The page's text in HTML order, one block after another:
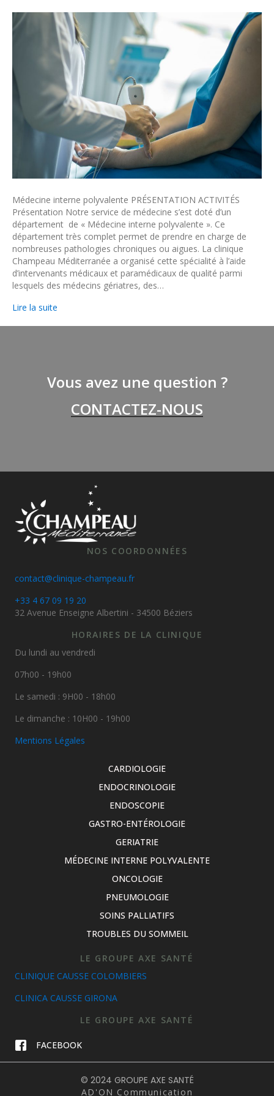
Médecine interne polyvalente PRÉSENTATION ACTIVITÉS
Présentation Notre service de médecine s’est doté d’un
département de « Médecine interne polyvalente ». Ce
département très complet permet de prendre en charge de
nombreuses pathologies chroniques ou aigues. La clinique
Champeau Méditerranée a organisé cette spécialité à l’aide
d’intervenants médicaux et paramédicaux de qualité parmi
lesquels des médecins gériatres, des…
Lire la suite
Vous avez une question ?
CONTACTEZ-NOUS
NOS COORDONNÉES
contact@clinique-champeau.fr
+33 4 67 09 19 20
32 Avenue Enseigne Albertini - 34500 Béziers
HORAIRES DE LA CLINIQUE
Du lundi au vendredi
07h00 - 19h00
Le samedi : 9H00 - 18h00
Le dimanche : 10H00 - 19h00
Mentions Légales
CARDIOLOGIE
ENDOCRINOLOGIE
ENDOSCOPIE
GASTRO-ENTÉROLOGIE
GERIATRIE
MÉDECINE INTERNE POLYVALENTE
ONCOLOGIE
PNEUMOLOGIE
SOINS PALLIATIFS
TROUBLES DU SOMMEIL
LE GROUPE AXE SANTÉ
CLINIQUE CAUSSE COLOMBIERS
CLINICA CAUSSE GIRONA
LE GROUPE AXE SANTÉ
FACEBOOK
© 2024 GROUPE AXE SANTÉ
AD'ON Communication